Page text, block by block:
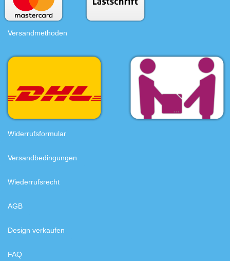
Versandmethoden
Widerrufsformular
Versandbedingungen
Wiederrufsrecht
AGB
Design verkaufen
FAQ